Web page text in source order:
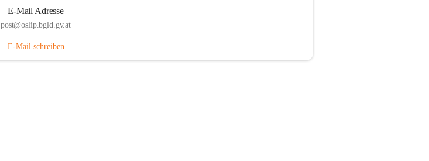
E-Mail Adresse
post@oslip.bgld.gv.at
E-Mail schreiben